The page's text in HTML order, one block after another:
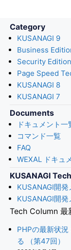
Category
KUSANAGI 9
Business
Security Edition
Page Speed
KUSANAGI 8
KUSANAGI 7
Documents
ドキュメント一
コマンド一覧
FAQ
WEXAL ドキュ
KUSANAGI
KUSANAGI開
KUSANAGI開
Tech Column 最
PHPの最新状
る （第47回）